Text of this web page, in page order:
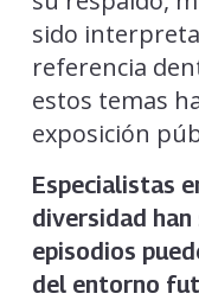
sido
referencia
estos temas
exposición
Especialistas
diversidad
episodios
del entorno